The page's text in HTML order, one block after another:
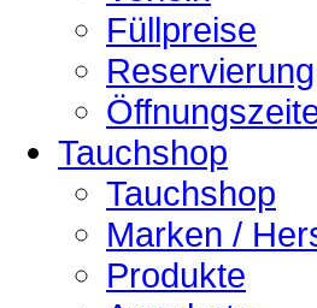
Füllpreise
Reservierung
Tauchshop
Tauchshop
Marken /
Produkte